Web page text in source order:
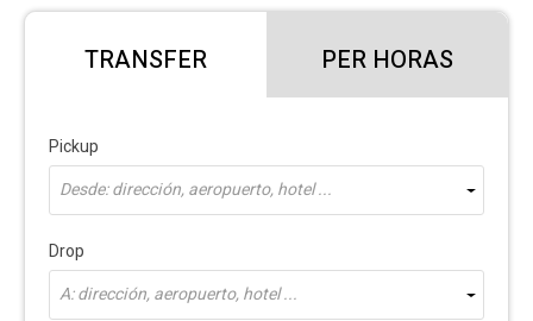
TRANSFER PER HORAS
Pickup
Desde: dirección, aeropuerto, hotel ...
Drop
A: dirección, aeropuerto, hotel ...